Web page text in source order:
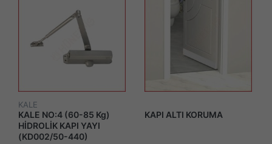
KALE
KALE NO:4 (60-85 Kg)
HİDROLİK KAPI YAYI
(KD002/50-440)
KAPI ALTI KORUMA